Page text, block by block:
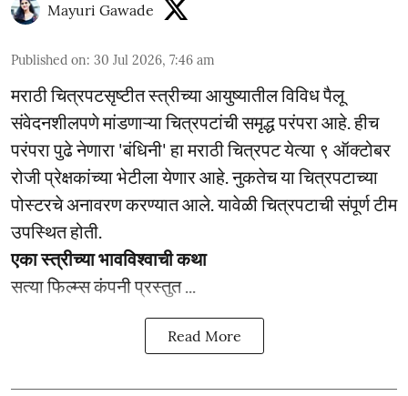
Mayuri Gawade
Published on: 30 Jul 2026, 7:46 am
मराठी चित्रपटसृष्टीत स्त्रीच्या आयुष्यातील विविध पैलू
संवेदनशीलपणे मांडणाऱ्या चित्रपटांची समृद्ध परंपरा आहे. हीच
परंपरा पुढे नेणारा 'बंधिनी' हा मराठी चित्रपट येत्या ९ ऑक्टोबर
रोजी प्रेक्षकांच्या भेटीला येणार आहे. नुकतेच या चित्रपटाच्या
पोस्टरचे अनावरण करण्यात आले. यावेळी चित्रपटाची संपूर्ण टीम
उपस्थित होती.
एका स्त्रीच्या भावविश्वाची कथा
सत्या फिल्म्स कंपनी प्रस्तुत ...
Read More